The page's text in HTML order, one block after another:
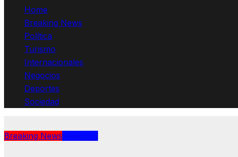
Home
Breaking News
Política
Turismo
Internacionales
Negocios
Deportes
Sociedad
Breaking News